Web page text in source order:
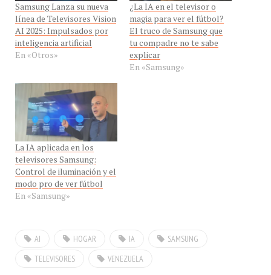
Samsung Lanza su nueva
línea de Televisores Vision
AI 2025: Impulsados por
inteligencia artificial
En «Otros»
¿La IA en el televisor o
magia para ver el fútbol?
El truco de Samsung que
tu compadre no te sabe
explicar
En «Samsung»
La IA aplicada en los
televisores Samsung:
Control de iluminación y el
modo pro de ver fútbol
En «Samsung»
AI HOGAR IA
SAMSUNG
TELEVISORES
VENEZUELA